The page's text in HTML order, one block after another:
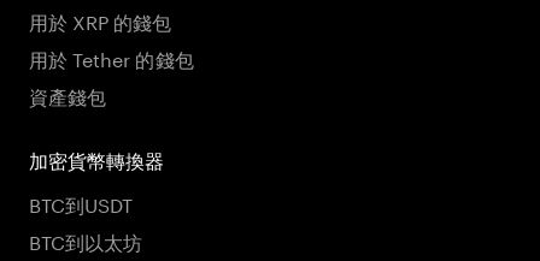
用於 XRP 的錢包
用於 Tether 的錢包
資產錢包
加密貨幣轉換器
BTC到USDT
BTC到以太坊